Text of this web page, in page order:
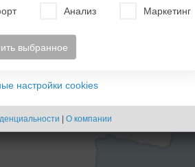
Анализ Маркетинг
выбранное
настройки cookies
| О компании